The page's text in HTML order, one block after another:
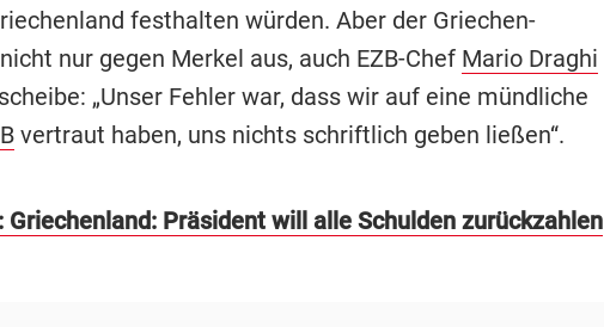
festhalten würden. Aber der Griechen-
nur gegen Merkel aus, auch EZB-Chef Mario Draghi
„Unser Fehler war, dass wir auf eine mündliche
vertraut haben, uns nichts schriftlich geben ließen“.
Griechenland: Präsident will alle Schulden zurückzahlen